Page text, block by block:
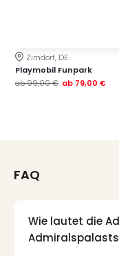
Zirndorf, DE
Playmobil Funpark
ab99,00 € ab 79,00 €
FAQ
Wie lautet die